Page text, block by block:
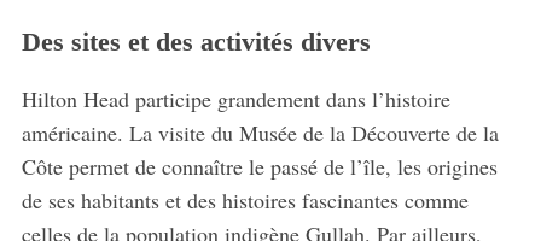
Des sites et des activités divers
Hilton Head participe grandement dans l’histoire
américaine. La visite du Musée de la Découverte de la
Côte permet de connaître le passé de l’île, les origines
de ses habitants et des histoires fascinantes comme
celles de la population indigène Gullah. Par ailleurs,